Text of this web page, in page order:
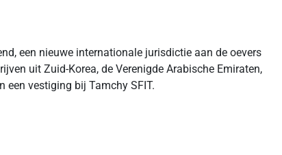
een nieuwe internationale jurisdictie aan de oevers
uit Zuid-Korea, de Verenigde Arabische Emiraten,
een vestiging bij Tamchy SFIT.